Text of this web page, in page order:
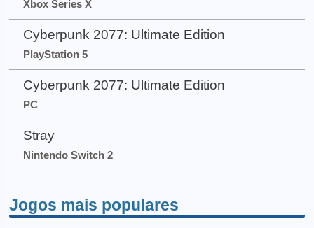
Xbox Series X
Cyberpunk 2077: Ultimate Edition
PlayStation 5
Cyberpunk 2077: Ultimate Edition
PC
Stray
Nintendo Switch 2
Jogos mais populares